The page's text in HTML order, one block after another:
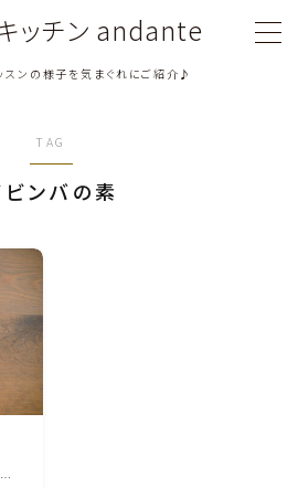
ッチン andante
スンの様子を気まぐれにご紹介♪
TAG
ビンバの素